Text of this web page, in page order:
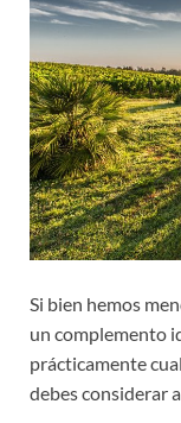
Si bien hemos
un complemento
prácticamente
debes considerar